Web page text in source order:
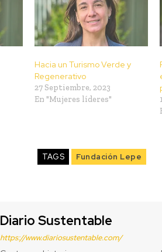
Hacia un Turismo Verde y
Regenerativo
27 Septiembre, 2023
En "Mujeres líderes"
TAGS Fundación Lepe
Diario Sustentable
https://www.diariosustentable.com/